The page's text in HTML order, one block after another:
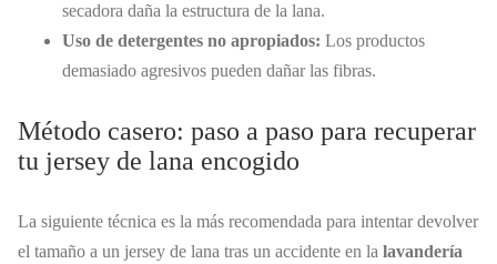
secadora daña la estructura de la lana.
Uso de detergentes no apropiados: Los productos
demasiado agresivos pueden dañar las fibras.
Método casero: paso a paso para recuperar
tu jersey de lana encogido
La siguiente técnica es la más recomendada para intentar devolver
el tamaño a un jersey de lana tras un accidente en la lavandería